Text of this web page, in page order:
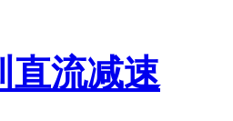
直流减速